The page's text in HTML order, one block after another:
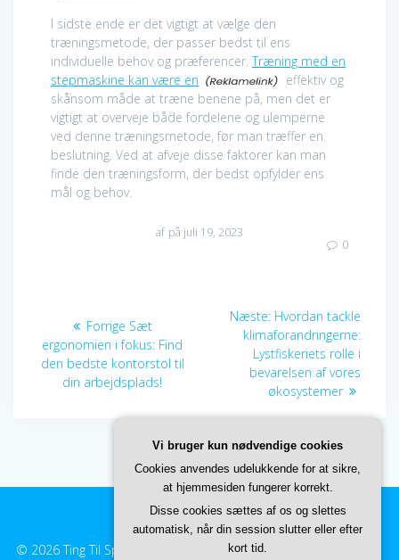
I sidste ende er det vigtigt at vælge den
træningsmetode, der passer bedst til ens
individuelle behov og præferencer.Træning med en
stepmaskine kan være en
effektiv og
skånsom måde at træne benene på, men det er
vigtigt at overveje både fordelene og ulemperne
ved denne træningsmetode, før man træffer en
beslutning. Ved at afveje disse faktorer kan man
finde den træningsform, der bedst opfylder ens
mål og behov.
af på juli 19, 2023
0
Indlægsnavigation
Forrige Forrige
indlæg:
Sæt
ergonomien i fokus: Find
den bedste kontorstol til
din arbejdsplads!
Næste: Næste
indlæg:
Hvordan tackle
klimaforandringerne:
Lystfiskeriets rolle i
bevarelsen af vores
økosystemer
© 2026 Ting Til Sporten. Built using WordPress and
Vi bruger kun nødvendige cookies
Cookies anvendes udelukkende for at sikre,
at hjemmesiden fungerer korrekt.
Disse cookies sættes af os og slettes
automatisk, når din session slutter eller efter
kort tid.